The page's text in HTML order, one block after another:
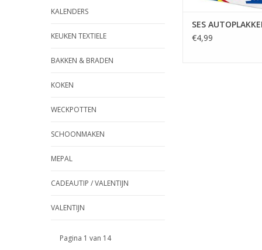
KALENDERS
KEUKEN TEXTIELE
BAKKEN & BRADEN
KOKEN
WECKPOTTEN
SCHOONMAKEN
MEPAL
CADEAUTIP / VALENTIJN
VALENTIJN
SES
€4,99
Pagina 1 van 14